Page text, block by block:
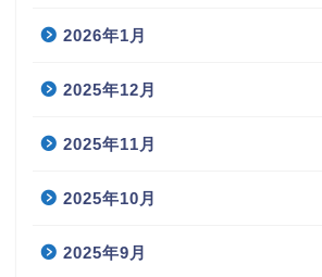
2026年1月
2025年12月
2025年11月
2025年10月
2025年9月